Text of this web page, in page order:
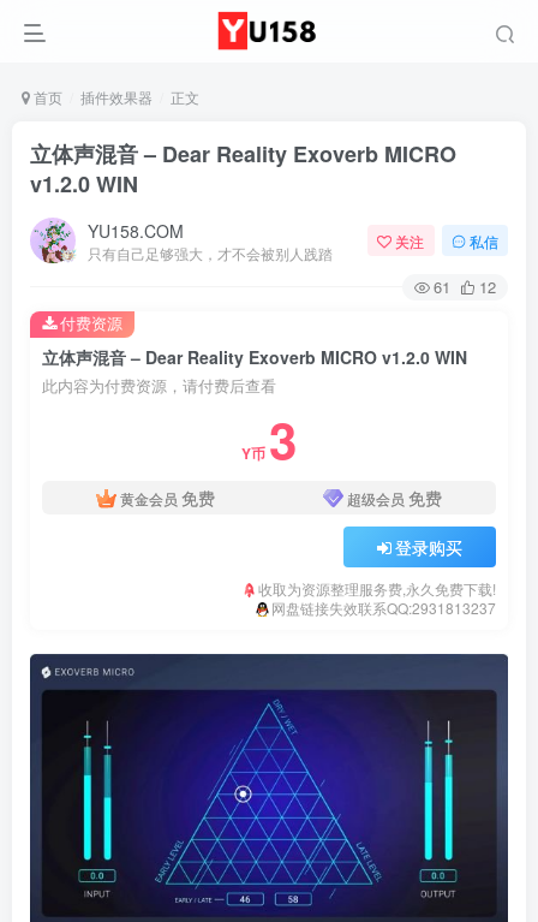
首页 插件效果器 正文
立体声混音 – Dear Reality Exoverb MICRO
v1.2.0 WIN
YU158.COM
只有自己足够强大，才不会被别人践踏
关注 私信
61 12
立体声混音 – Dear Reality Exoverb MICRO v1.2.0 WIN
此内容为付费资源，请付费后查看
Y币 3
黄金会员 免费 超级会员 免费
登录购买
收取为资源整理服务费,永久免费下载!
网盘链接失效联系QQ:2931813237
付费资源